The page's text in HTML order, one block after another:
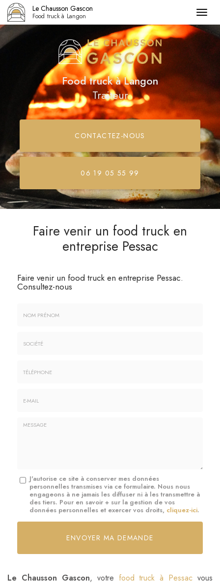
Aller
au
Le Chausson Gascon
Food truck à Langon
Food truckà Langon
Traiteur
CONTACTEZ-NOUS
06 19 05 55 99
Faire venir un food truck en
entreprise Pessac
Faire venir un food truck en entreprise Pessac.
Consultez-nous
MessageJ'autorise ce site à conserver mes données
personnelles transmises via ce formulaire. Nous nous
engageons à ne jamais les diffuser ni à les transmettre à
des tiers. Pour en savoir + sur la gestion de vos
données personnelles et exercer vos droits, cliquez-ici.
Acceptation
ENVOYER MA DEMANDE
Le Chausson Gascon, votre food truck à Pessac vous